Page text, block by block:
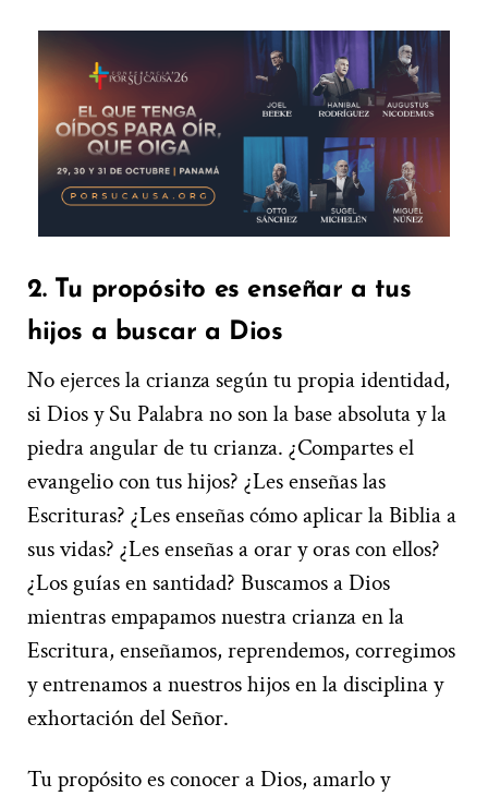
2. Tu propósito es enseñar a tus
hijos a buscar a Dios
No ejerces la crianza según tu propia identidad,
si Dios y Su Palabra no son la base absoluta y la
piedra angular de tu crianza. ¿Compartes el
evangelio con tus hijos? ¿Les enseñas las
Escrituras? ¿Les enseñas cómo aplicar la Biblia a
sus vidas? ¿Les enseñas a orar y oras con ellos?
¿Los guías en santidad? Buscamos a Dios
mientras empapamos nuestra crianza en la
Escritura, enseñamos, reprendemos, corregimos
y entrenamos a nuestros hijos en la disciplina y
exhortación del Señor.
Tu propósito es conocer a Dios, amarlo y